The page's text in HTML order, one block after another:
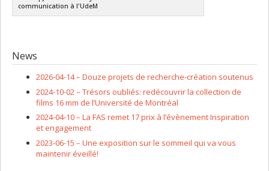
communication à l'UdeM
News
2026-04-14 – Douze projets de recherche-création soutenus
2024-10-02 – Trésors oubliés: redécouvrir la collection de
films 16 mm de l’Université de Montréal
2024-04-10 – La FAS remet 17 prix à l’évènement Inspiration
et engagement
2023-06-15 – Une exposition sur le sommeil qui va vous
maintenir éveillé!